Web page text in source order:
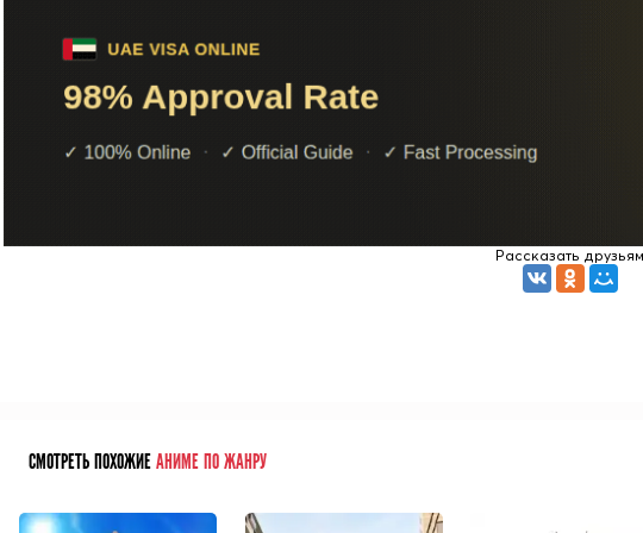
Рассказать друзьям
СМОТРЕТЬ ПОХОЖИЕАНИМЕ ПО ЖАНРУ